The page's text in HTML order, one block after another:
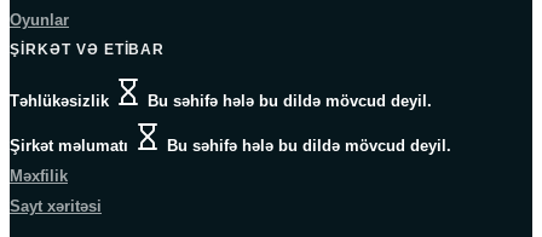
Oyunlar
ŞIRKƏT VƏ ETIBAR
Təhlükəsizlik Bu səhifə hələ bu dildə mövcud deyil.
Şirkət məlumatı
Bu səhifə hələ bu dildə mövcud deyil.
Məxfilik
Sayt xəritəsi